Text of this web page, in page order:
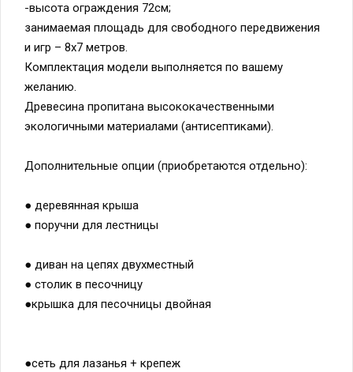
-высота ограждения 72см;
занимаемая площадь для свободного передвижения
и игр – 8х7 метров.
Комплектация модели выполняется по вашему
желанию.
Древесина пропитана высококачественными
экологичными материалами (антисептиками).
Дополнительные опции (приобретаются отдельно):
● деревянная крыша
● поручни для лестницы
● диван на цепях двухместный
● столик в песочницу
●крышка для песочницы двойная
●сеть для лазанья + крепеж